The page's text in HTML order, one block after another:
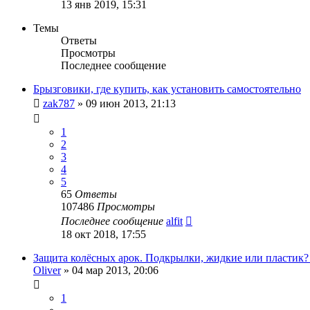
13 янв 2019, 15:31
Темы
Ответы
Просмотры
Последнее сообщение
Брызговики, где купить, как установить самостоятельно
zak787 » 09 июн 2013, 21:13
1
2
3
4
5
65 Ответы
107486 Просмотры
Последнее сообщение alfit
18 окт 2018, 17:55
Защита колёсных арок. Подкрылки, жидкие или
Oliver» 04 мар 2013, 20:06
1